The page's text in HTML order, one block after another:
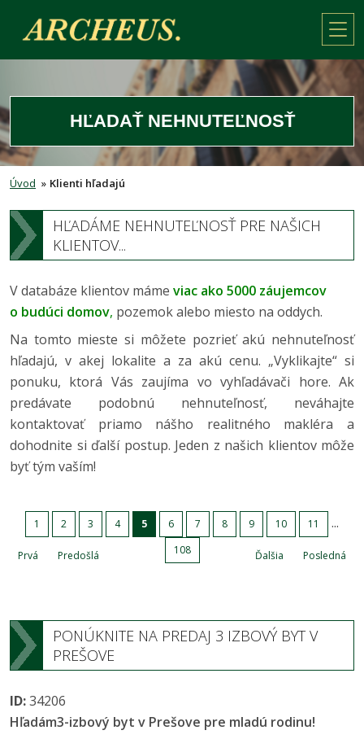
HĽADAŤ NEHNUTEĽNOSŤ
Úvod » Klienti hľadajú
HĽADÁME NEHNUTEĽNOSŤ PRE NAŠICH
KLIENTOV...
V databáze klientov máme viac ako 5000 záujemcov
o budúci domov, pozemok alebo miesto na oddych.
Na tomto mieste si môžete pozrieť akú nehnuteľnosť
hľadajú, v akej lokalite a za akú cenu. „Vyklikajte“ si
ponuku, ktorá Vás zaujíma vo vyhľadávači hore. Ak
predávate podobnú nehnuteľnosť, neváhajte
kontaktovať priamo nášho realitného makléra a
dohodnite si ďalší postup. Jeden z našich klientov môže
byť tým vaším!
Prvá Predošlá
1 2 3 4 5 6 7 8 9 10 11
Ďalšia Posledná
...
108
PONÚKNITE NA PREDAJ 3 IZBOVÝ BYT V
PREŠOVE
ID:34206
Hľadám3-izbový byt v Prešove pre mladú rodinu!